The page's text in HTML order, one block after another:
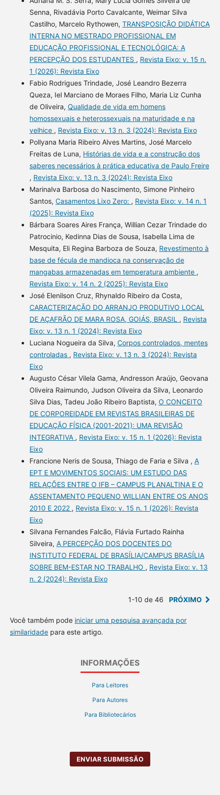
Senna, Rivadávia Porto Cavalcante, Weimar Silva
Castilho, Marcelo Rythowen, TRANSPOSIÇÃO DIDÁTICA
INTERNA NO MESTRADO PROFISSIONAL EM
EDUCAÇÃO PROFISSIONAL E TECNOLÓGICA: A
PERCEPÇÃO DOS ESTUDANTES , Revista Eixo: v. 15 n.
1 (2026): Revista Eixo
Fabio Rodrigues Trindade, José Leandro Bezerra
Queza, Iel Marciano de Moraes Filho, Maria Liz Cunha
de Oliveira, Qualidade de vida em homens
homossexuais e heterossexuais na maturidade e na
velhice , Revista Eixo: v. 13 n. 3 (2024): Revista Eixo
Pollyana Maria Ribeiro Alves Martins, José Marcelo
Freitas de Luna, Histórias de vida e a construção dos
saberes necessários à prática educativa de Paulo Freire
, Revista Eixo: v. 13 n. 3 (2024): Revista Eixo
Marinalva Barbosa do Nascimento, Simone Pinheiro
Santos, Casamentos Lixo Zero: , Revista Eixo: v. 14 n. 1
(2025): Revista Eixo
Bárbara Soares Aires França, Willian Cezar Trindade do
Patrocinio, Kedinna Dias de Sousa, Isabella Lima de
Mesquita, Eli Regina Barboza de Souza, Revestimento à
base de fécula de mandioca na conservação de
mangabas armazenadas em temperatura ambiente ,
Revista Eixo: v. 14 n. 2 (2025): Revista Eixo
José Elenilson Cruz, Rhynaldo Ribeiro da Costa,
CARACTERIZAÇÃO DO ARRANJO PRODUTIVO LOCAL
DE AÇAFRÃO DE MARA ROSA, GOIÁS, BRASIL , Revista
Eixo: v. 13 n. 1 (2024): Revista Eixo
Luciana Nogueira da Silva, Corpos controlados, mentes
controladas , Revista Eixo: v. 13 n. 3 (2024): Revista
Eixo
Augusto César Vilela Gama, Andresson Araújo, Geovana
Oliveira Raimundo, Judson Oliveira da Silva, Leonardo
Silva Dias, Tadeu João Ribeiro Baptista, O CONCEITO
DE CORPOREIDADE EM REVISTAS BRASILEIRAS DE
EDUCAÇÃO FÍSICA (2001-2021): UMA REVISÃO
INTEGRATIVA , Revista Eixo: v. 15 n. 1 (2026): Revista
Eixo
Francione Neris de Sousa, Thiago de Faria e Silva , A
EPT E MOVIMENTOS SOCIAIS: UM ESTUDO DAS
RELAÇÕES ENTRE O IFB – CAMPUS PLANALTINA E O
ASSENTAMENTO PEQUENO WILLIAN ENTRE OS ANOS
2010 E 2022 , Revista Eixo: v. 15 n. 1 (2026): Revista
Eixo
Silvana Fernandes Falcão, Flávia Furtado Rainha
Silveira, A PERCEPÇÃO DOS DOCENTES DO
INSTITUTO FEDERAL DE BRASÍLIA/CAMPUS BRASÍLIA
SOBRE BEM-ESTAR NO TRABALHO , Revista Eixo: v. 13
n. 2 (2024): Revista Eixo
1-10 de 46 PRÓXIMO
Você também pode iniciar uma pesquisa avançada por
similaridadepara este artigo.
INFORMAÇÕES
Para Leitores
Para Autores
Para Bibliotecários
ENVIAR SUBMISSÃO